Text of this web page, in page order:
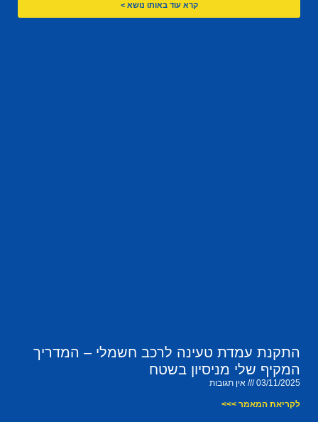
קרא עוד באותו נושא >
התקנת עמדת טעינה לרכב חשמלי – המדריך
המקיף שלי מניסיון בשטח
03/11/2025 אין תגובות
לקריאת המאמר >>>